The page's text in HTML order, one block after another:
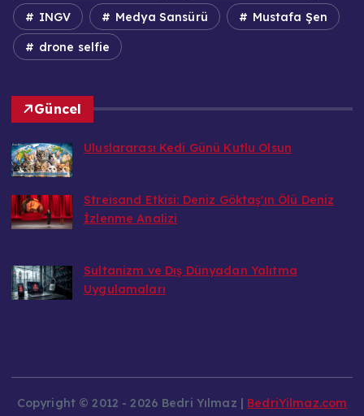
INGV Medya Sansürü Mustafa Şen
drone selfie
Güncel
Uluslararası Kedi Günü Kutlu Olsun
Streisand Etkisi: Deniz Göktaş'ın Ölü Deniz
İzlenme Analizi
Sultanizm ve Dış Dünyadan Yalıtma
Uygulamaları
Copyright © 2012 - 2026 Bedri Yılmaz | BedriYilmaz.com